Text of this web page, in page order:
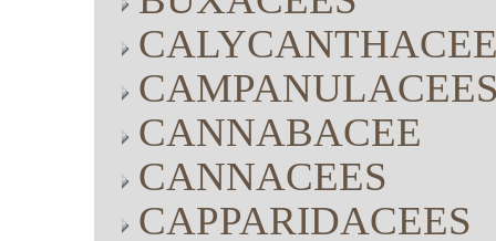
CANNABACEE
CANNACEES
CAPPARIDACEES